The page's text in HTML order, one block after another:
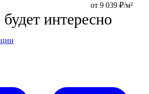
от 9 039 ₽/м²
интересно